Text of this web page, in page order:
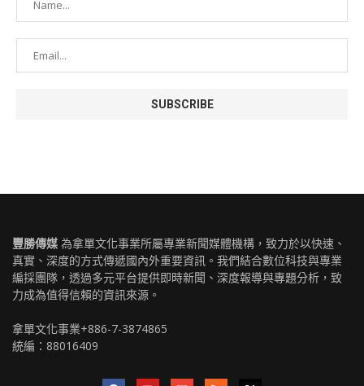
豐勝傳媒 為拿單文化事業所屬專業新聞媒體機構，致力於以快速、
真實、深度的方式傳遞國內外重要資訊。我們結合數位科技與專業
編採團隊，透過多元平台提供即時新聞、深度報導與專題分析，致
力成為值得信賴的資訊來源。
拿單文化事業+886-7-3874865
統編：88016409